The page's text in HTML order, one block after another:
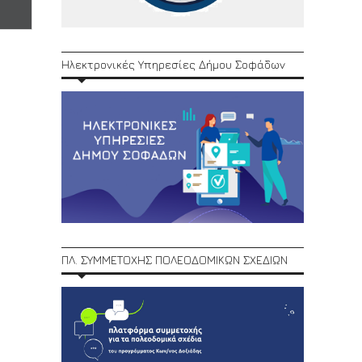
Ηλεκτρονικές Υπηρεσίες Δήμου Σοφάδων
ΠΛ. ΣΥΜΜΕΤΟΧΗΣ ΠΟΛΕΟΔΟΜΙΚΩΝ ΣΧΕΔΙΩΝ